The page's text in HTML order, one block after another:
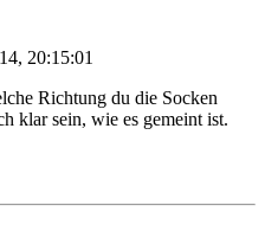
20:15:01
Richtung du die Socken
klar sein, wie es gemeint ist.